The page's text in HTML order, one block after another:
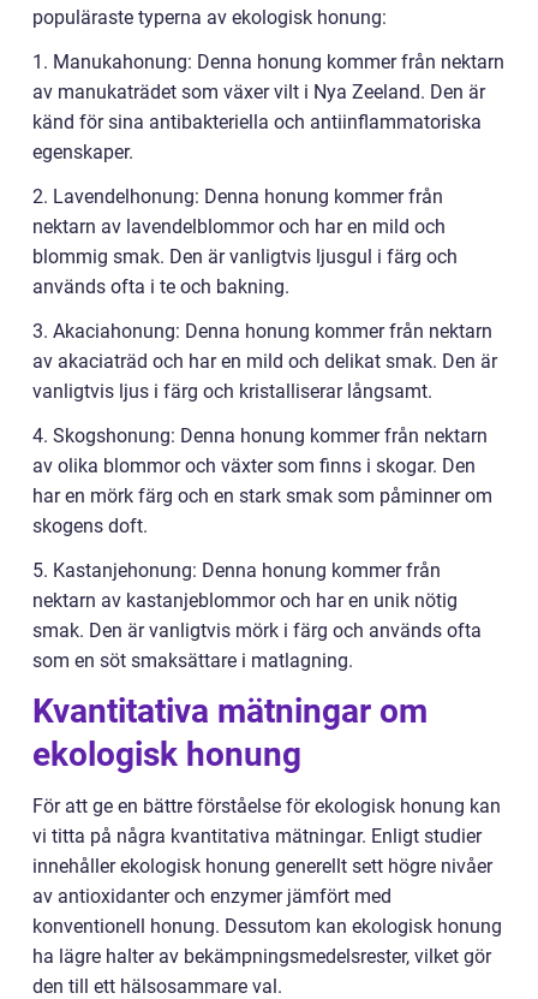
populäraste typerna av ekologisk honung:
1. Manukahonung: Denna honung kommer från nektarn
av manukaträdet som växer vilt i Nya Zeeland. Den är
känd för sina antibakteriella och antiinflammatoriska
egenskaper.
2. Lavendelhonung: Denna honung kommer från
nektarn av lavendelblommor och har en mild och
blommig smak. Den är vanligtvis ljusgul i färg och
används ofta i te och bakning.
3. Akaciahonung: Denna honung kommer från nektarn
av akaciaträd och har en mild och delikat smak. Den är
vanligtvis ljus i färg och kristalliserar långsamt.
4. Skogshonung: Denna honung kommer från nektarn
av olika blommor och växter som finns i skogar. Den
har en mörk färg och en stark smak som påminner om
skogens doft.
5. Kastanjehonung: Denna honung kommer från
nektarn av kastanjeblommor och har en unik nötig
smak. Den är vanligtvis mörk i färg och används ofta
som en söt smaksättare i matlagning.
Kvantitativa mätningar om
ekologisk honung
För att ge en bättre förståelse för ekologisk honung kan
vi titta på några kvantitativa mätningar. Enligt studier
innehåller ekologisk honung generellt sett högre nivåer
av antioxidanter och enzymer jämfört med
konventionell honung. Dessutom kan ekologisk honung
ha lägre halter av bekämpningsmedelsrester, vilket gör
den till ett hälsosammare val.